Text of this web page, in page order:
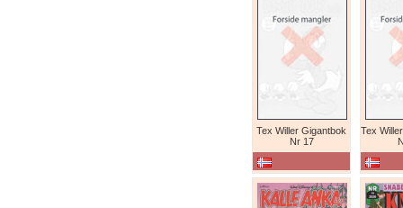
Tex Willer Gigantbok
Nr 17